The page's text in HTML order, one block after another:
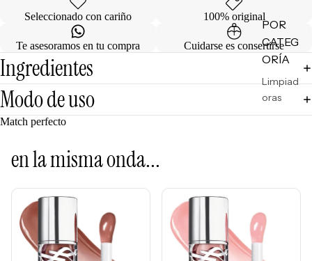
POR
CATEG
ORÍA
Limpiad
oras
Tónicos
Mascarill
as
Seleccionado con cariño 100% original
Te asesoramos en tu compra Cuidarse es consertirse
Ingredientes
Modo de uso
Match perfecto
en la misma onda...